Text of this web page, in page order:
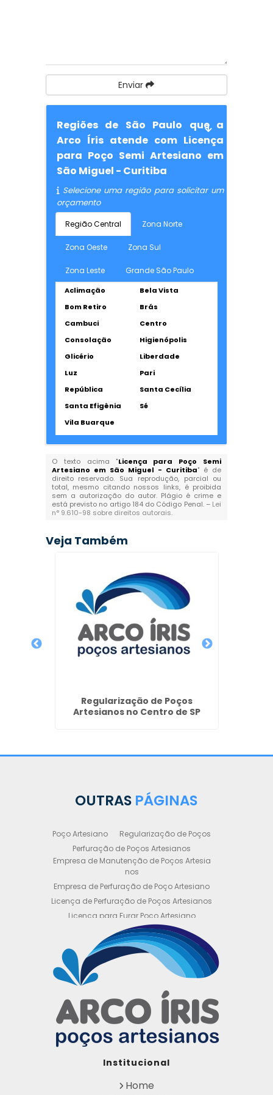
Enviar
Regiões de São Paulo que a
Arco Íris atende com Licença
para Poço Semi Artesiano em
São Miguel - Curitiba
Selecione uma região para solicitar um
orçamento
Região Central Zona Norte
Zona Oeste Zona Sul
Zona Leste Grande São Paulo
Aclimação
Bela Vista
Bom Retiro
Brás
Cambuci
Centro
Consolação
Higienópolis
Glicério
Liberdade
Luz
Pari
República
Santa Cecília
Santa Efigênia
Sé
Vila Buarque
O texto acima "Licença para Poço Semi
Artesiano em São Miguel - Curitiba" é de
direito reservado. Sua reprodução, parcial ou
total, mesmo citando nossos links, é proibida
sem a autorização do autor. Plágio é crime e
está previsto no artigo 184 do Código Penal. – Lei
n° 9.610-98 sobre direitos autorais.
Veja Também
Regularização de Poços
Artesianos no Centro de SP
OUTRAS PÁGINAS
Poço Artesiano
Regularização de Poços
Perfuração de Poços Artesianos
Empresa de Manutenção de Poços Artesia
nos
Empresa de Perfuração de Poço Artesiano
Licença de Perfuração de Poços Artesianos
Licença para Furar Poço Artesiano
Licença para Perfuração de Poço Artesiano
Licença para Poço Semi Artesiano
Manutenção de Poço Semi Artesiano
Manutenção Preventiva de Poços Artesiano
Obtenha sua Licença de Perfuração de Poç
o Artesiano
Orçamento de Poço Semi Artesiano
Orçamento para Perfuração de Poço Artesi
ano
Outorga DAEE para Poço Artesiano
cos
Institucional
Home